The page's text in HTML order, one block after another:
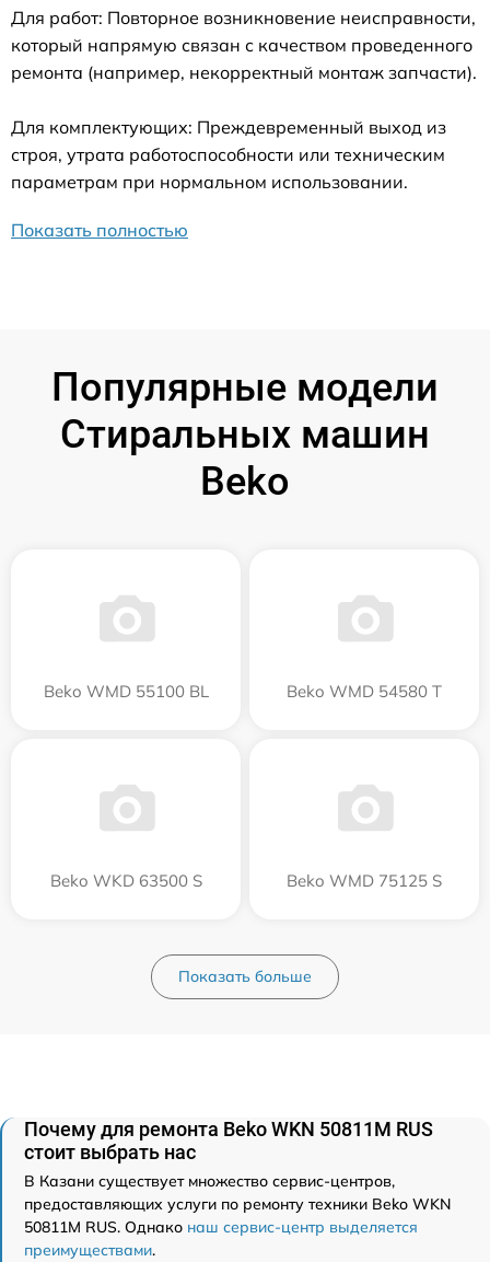
Для работ: Повторное возникновение неисправности,
который напрямую связан с качеством проведенного
ремонта (например, некорректный монтаж запчасти).
Для комплектующих: Преждевременный выход из
строя, утрата работоспособности или техническим
параметрам при нормальном использовании.
Показать полностью
Популярные модели
Стиральных машин
Beko
Beko WMD 55100 BL Beko WMD 54580 T
Beko WKD 63500 S Beko WMD 75125 S
Показать больше
Почему для ремонта Beko WKN 50811M RUS
стоит выбрать нас
В Казани существует множество сервис-центров,
предоставляющих услуги по ремонту техники Beko WKN
50811M RUS. Однако наш сервис-центр выделяется
преимуществами.